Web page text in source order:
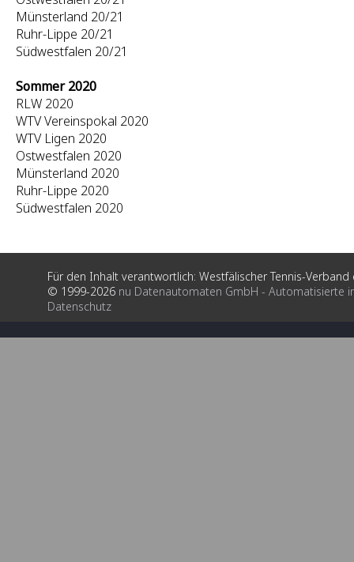
Münsterland 20/21
Ruhr-Lippe 20/21
Südwestfalen 20/21
Sommer 2020
RLW 2020
WTV Vereinspokal 2020
WTV Ligen 2020
Ostwestfalen 2020
Münsterland 2020
Ruhr-Lippe 2020
Südwestfalen 2020
Für den Inhalt verantwortlich: Westfälischer Tennis-Verband
© 1999-2026 nu Datenautomaten GmbH - Automatisierte
Datenschutz